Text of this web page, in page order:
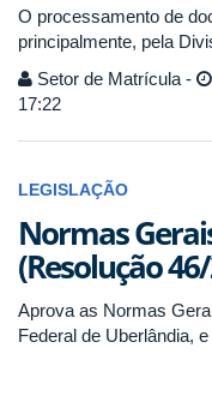
O processamento de
principalmente, pela
Setor de Matrícula -
17:22
LEGISLAÇÃO
Normas
(Resolução
Aprova as Normas
Federal de Uberlândia,